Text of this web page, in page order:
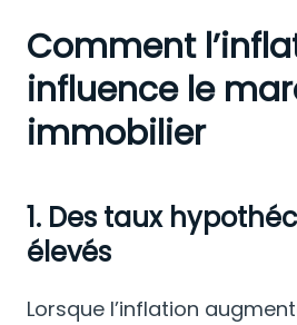
Comment
influence le
immobilier
1. Des taux
élevés
Lorsque l’inflation